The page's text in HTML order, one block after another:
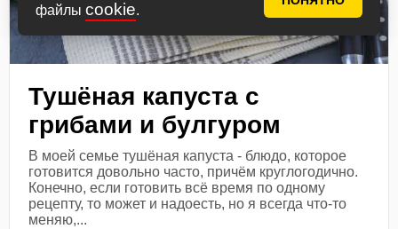
файлы cookie.
Тушёная капуста с
грибами и булгуром
В моей семье тушёная капуста - блюдо, которое
готовится довольно часто, причём круглогодично.
Конечно, если готовить всё время по одному
рецепту, то может и надоесть, но я всегда что-то
меняю,...